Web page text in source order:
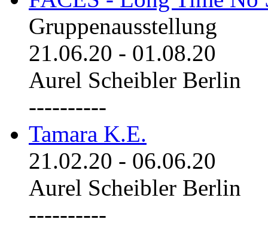
Gruppenausstellung
21.06.20 - 01.08.20
Aurel Scheibler Berlin
----------
Tamara K.E.
21.02.20 - 06.06.20
Aurel Scheibler Berlin
----------